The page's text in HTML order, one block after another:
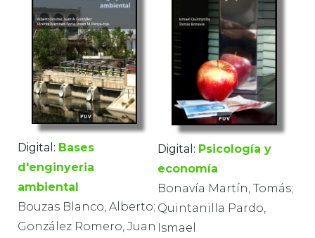
Digital: Bases
d'enginyeria
ambiental
Bouzas Blanco, Alberto;
González Romero, Juan
Digital: Psicología y
economía
Bonavía Martín, Tomás;
Quintanilla Pardo,
Ismael